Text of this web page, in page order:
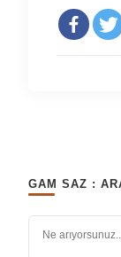
GAM SAZ :